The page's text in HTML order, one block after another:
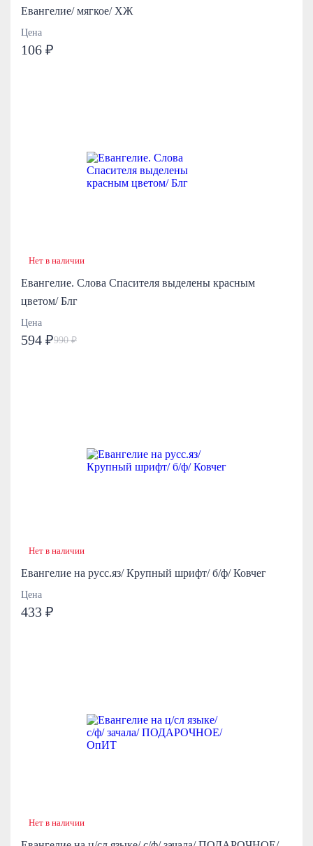
Евангелие/ мягкое/ ХЖ
Цена
106 ₽
Нет в наличии
Евангелие. Слова Спасителя выделены красным
цветом/ Блг
Цена
594 ₽990 ₽
Нет в наличии
Евангелие на русс.яз/ Крупный шрифт/ б/ф/ Ковчег
Цена
433 ₽
Нет в наличии